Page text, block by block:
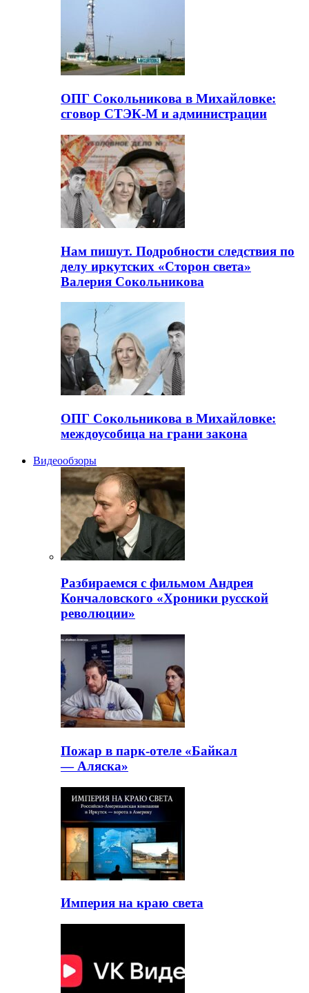
ОПГ Сокольникова в Михайловке:
сговор СТЭК-М и администрации
Нам пишут. Подробности следствия по
делу иркутских «Сторон света»
Валерия Сокольникова
ОПГ Сокольникова в Михайловке:
междоусобица на грани закона
Видеообзоры
Разбираемся с фильмом Андрея
Кончаловского «Хроники русской
революции»
Пожар в парк-отеле «Байкал
— Аляска»
Империя на краю света